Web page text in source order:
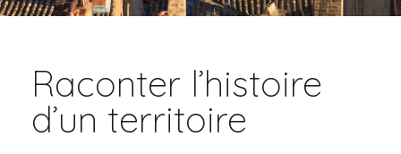
Raconter l’histoire
d’un territoire